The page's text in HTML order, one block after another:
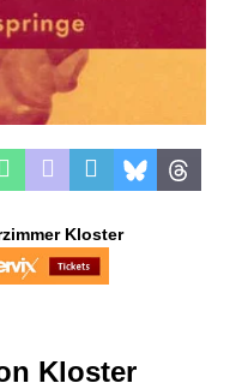
Kloster
Kloster